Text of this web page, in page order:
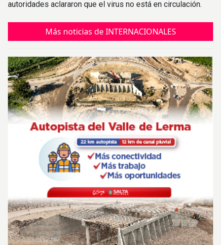
autoridades aclararon que el virus no está en circulación.
Más noticias de INTERNACIONALES